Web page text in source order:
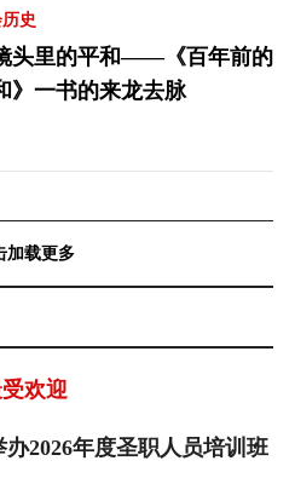
史
头里的平和——《百年前的
》一书的来龙去脉
加载更多
欢迎
2026年度圣职人员培训班